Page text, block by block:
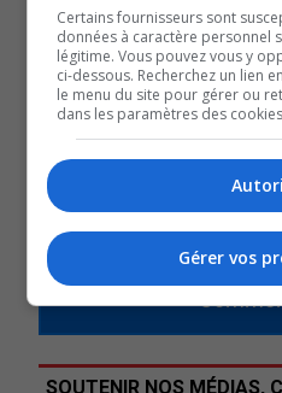
de la troisième période.
L’attaquant Bill Zonnon a
offert une solide
Grâce à une récolte de 5
étoile de la rencontre.
QUESTION DU JOUR
SOUTENIR NOS MÉDIAS,
Certains fournisseurs sont
données à caractère personnel
légitime. Vous pouvez vous y
ci-dessous. Recherchez un lien
le menu du site pour gérer ou
dans les paramètres des
Gérer vos